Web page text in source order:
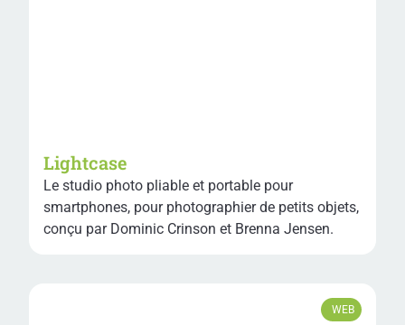
Lightcase
Le studio photo pliable et portable pour
smartphones, pour photographier de petits objets,
conçu par Dominic Crinson et Brenna Jensen.
WEB